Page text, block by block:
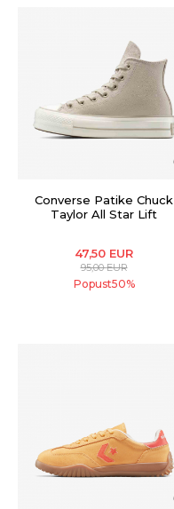
Converse Patike Chuck
Taylor All Star Lift
47,50 EUR
95,00EUR
Popust50%